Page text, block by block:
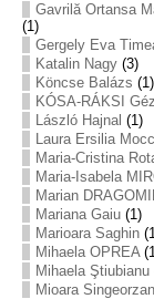
Gavrilă Ortansa
(1)
Gergely Eva
Katalin Nagy(3)
Köncse Balázs (1)
KÓSA-RÁKSI
László Hajnal (1)
Laura Ersilia
Maria-Cristina
Maria-Isabela
Marian
Mariana Gaiu(1)
Marioara Saghin
Mihaela OPREA
Mihaela Ştiubianu
Mioara Singeorzan